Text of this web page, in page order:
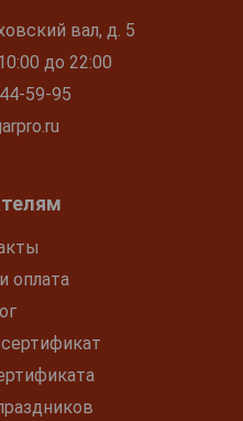
вал, д. 5
до 22:00
59-95
оплата